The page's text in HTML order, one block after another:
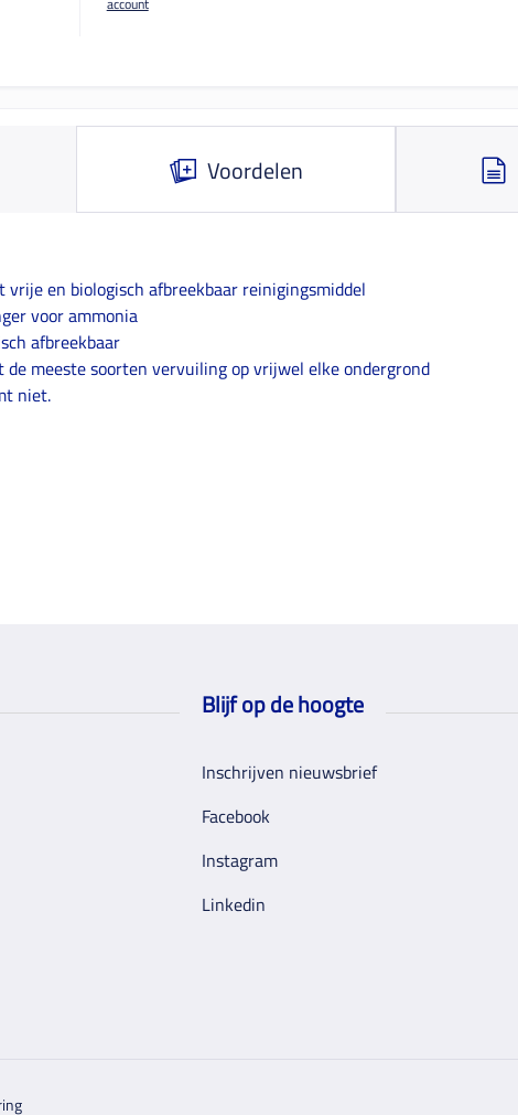
Voordelen
vrije en biologisch afbreekbaar reinigingsmiddel
voor ammonia
afbreekbaar
de meeste soorten vervuiling op vrijwel elke ondergrond
niet.
Blijf op de hoogte
Inschrijven nieuwsbrief
Facebook
Instagram
Linkedin